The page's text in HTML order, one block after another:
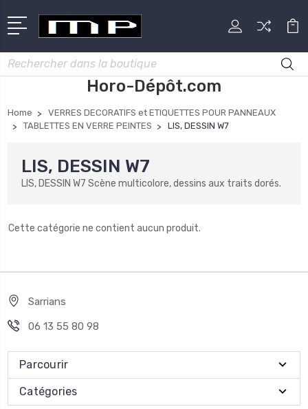
Rechercher
Horo-Dépôt.com
Home
VERRES DECORATIFS et ETIQUETTES POUR PANNEAUX
TABLETTES EN VERRE PEINTES
LIS, DESSIN W7
LIS, DESSIN W7
LIS, DESSIN W7 Scène multicolore, dessins aux traits dorés.
Cette catégorie ne contient aucun produit.
Sarrians
06 13 55 80 98
Parcourir
Catégories